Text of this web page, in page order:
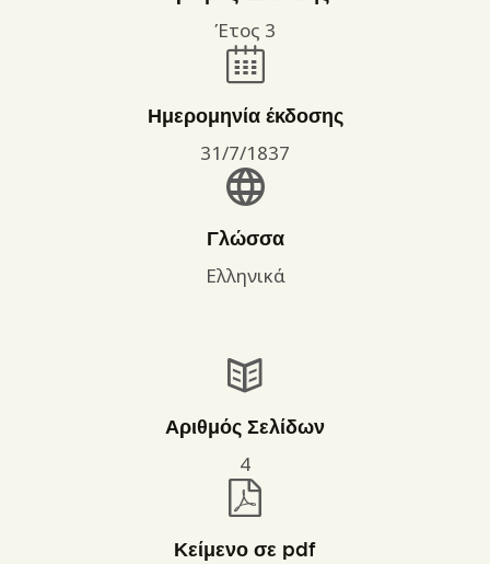
Έτος 3
Ημερομηνία έκδοσης
31/7/1837
Γλώσσα
Ελληνικά
Αριθμός Σελίδων
4
Κείμενο σε pdf